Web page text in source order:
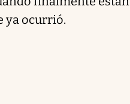
ya ocurrió.